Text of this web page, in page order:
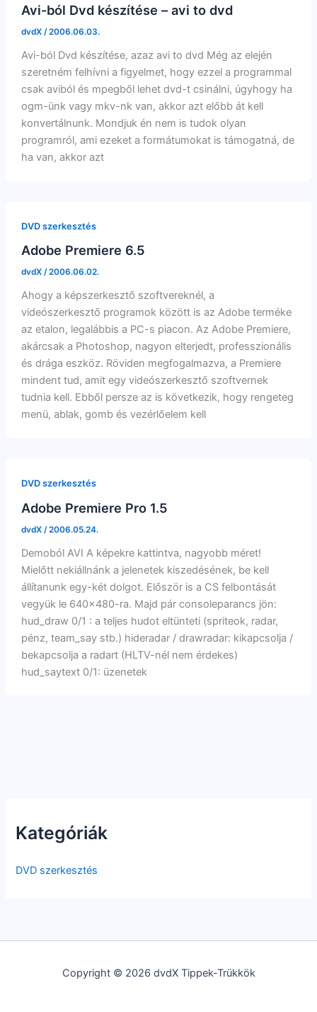
Kategóriák
DVD szerkesztés
Avi-ból Dvd készítése – avi to dvd
dvdX /2006.06.03.
Avi-ból Dvd készítése, azaz avi to dvd Még az elején
szeretném felhívni a figyelmet, hogy ezzel a programmal
csak aviból és mpegből lehet dvd-t csinálni, úgyhogy ha
ogm-ünk vagy mkv-nk van, akkor azt előbb át kell
konvertálnunk. Mondjuk én nem is tudok olyan
programról, ami ezeket a formátumokat is támogatná, de
ha van, akkor azt
DVD szerkesztés
Adobe Premiere 6.5
dvdX /2006.06.02.
Ahogy a képszerkesztő szoftvereknél, a
videószerkesztő programok között is az Adobe terméke
az etalon, legalábbis a PC-s piacon. Az Adobe Premiere,
akárcsak a Photoshop, nagyon elterjedt, professzionális
és drága eszköz. Röviden megfogalmazva, a Premiere
mindent tud, amit egy videószerkesztő szoftvernek
tudnia kell. Ebből persze az is következik, hogy rengeteg
menü, ablak, gomb és vezérlőelem kell
DVD szerkesztés
Adobe Premiere Pro 1.5
dvdX /2006.05.24.
Demoból AVI A képekre kattintva, nagyobb méret!
Mielőtt nekiállnánk a jelenetek kiszedésének, be kell
állítanunk egy-két dolgot. Először is a CS felbontását
vegyük le 640×480-ra. Majd pár consoleparancs jön:
hud_draw 0/1 : a teljes hudot eltünteti (spriteok, radar,
pénz, team_say stb.) hideradar / drawradar: kikapcsolja /
bekapcsolja a radart (HLTV-nél nem érdekes)
hud_saytext 0/1: üzenetek
Copyright © 2026 dvdX Tippek-Trükkök